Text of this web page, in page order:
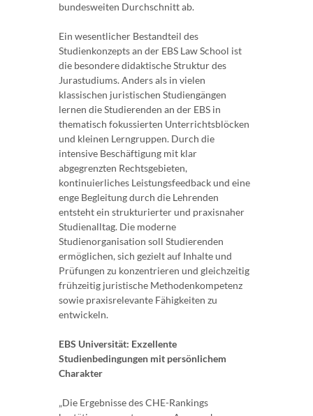
bundesweiten Durchschnitt ab.
Ein wesentlicher Bestandteil des
Studienkonzepts an der EBS Law School ist
die besondere didaktische Struktur des
Jurastudiums. Anders als in vielen
klassischen juristischen Studiengängen
lernen die Studierenden an der EBS in
thematisch fokussierten Unterrichtsblöcken
und kleinen Lerngruppen. Durch die
intensive Beschäftigung mit klar
abgegrenzten Rechtsgebieten,
kontinuierliches Leistungsfeedback und eine
enge Begleitung durch die Lehrenden
entsteht ein strukturierter und praxisnaher
Studienalltag. Die moderne
Studienorganisation soll Studierenden
ermöglichen, sich gezielt auf Inhalte und
Prüfungen zu konzentrieren und gleichzeitig
frühzeitig juristische Methodenkompetenz
sowie praxisrelevante Fähigkeiten zu
entwickeln.
EBS Universität: Exzellente
Studienbedingungen mit persönlichem
Charakter
„Die Ergebnisse des CHE-Rankings